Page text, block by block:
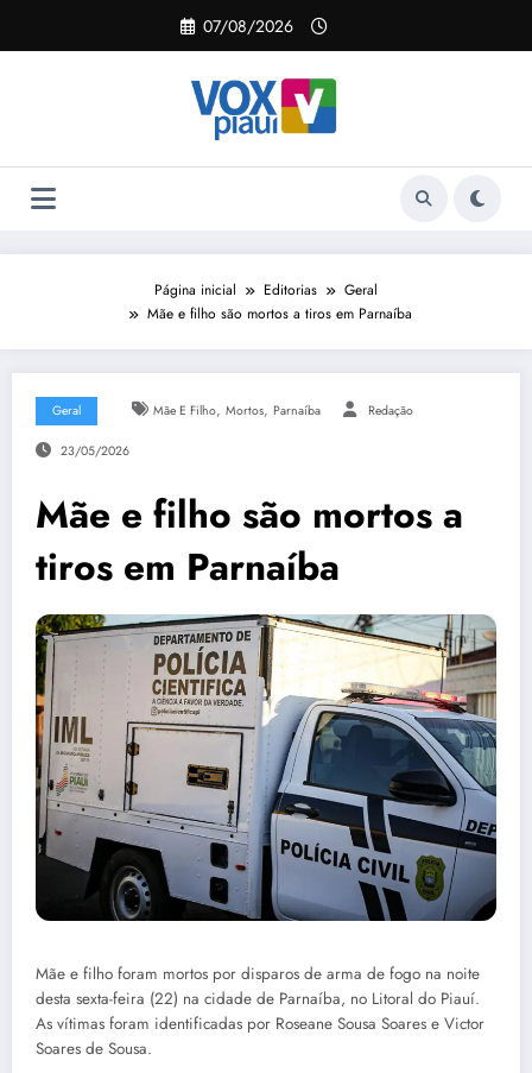
o
07/08/2026
Página inicial Editorias
Geral
Mãe e filho são mortos a tiros em Parnaíba
Geral Mãe E Filho, Mortos, Parnaíba Redação
23/05/2026
Mãe e filho são mortos a
tiros em Parnaíba
Mãe e filho foram mortos por disparos de arma de fogo na noite
desta sexta-feira (22) na cidade de Parnaíba, no Litoral do Piauí.
As vítimas foram identificadas por Roseane Sousa Soares e Victor
Soares de Sousa.